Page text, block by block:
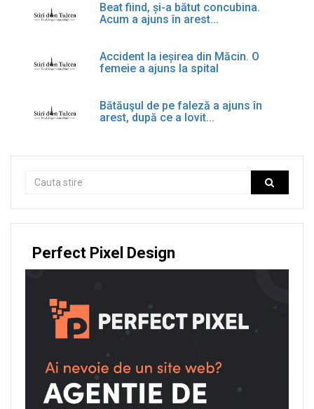
Beat fiind, și-a bătut concubina.
Acum a ajuns în arest...
Accident la ieșirea din Măcin. O
femeie a ajuns la spital
Bătăuşul de pe faleză a ajuns în
arest, după ce a lovit...
Perfect Pixel Design